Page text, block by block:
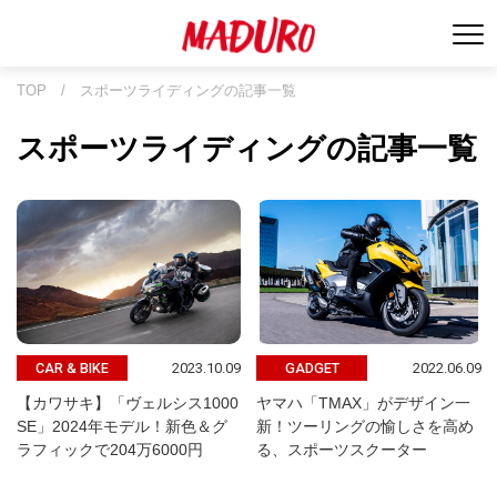
TOP / スポーツライディングの記事一覧
スポーツライディングの記事一覧
CAR & BIKE 2023.10.09
【カワサキ】「ヴェルシス1000
SE」2024年モデル！新色＆グ
ラフィックで204万6000円
GADGET 2022.06.09
ヤマハ「TMAX」がデザイン一
新！ツーリングの愉しさを高め
る、スポーツスクーター